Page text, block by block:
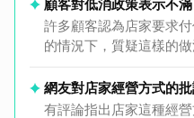
顧客對低消政策表示不滿
許多顧客認為店家要求
的情況下，質疑這樣的做
網友對店家經營方式的
有評論指出店家這種經